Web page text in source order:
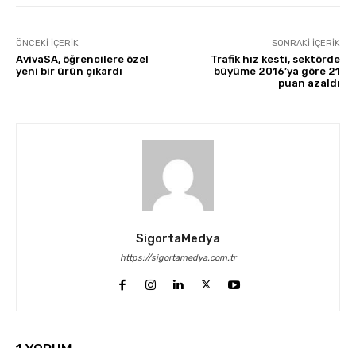
ÖNCEKI İÇERIK
AvivaSA, öğrencilere özel
yeni bir ürün çıkardı
SONRAKI İÇERIK
Trafik hız kesti, sektörde
büyüme 2016’ya göre 21
puan azaldı
SigortaMedya
https://sigortamedya.com.tr